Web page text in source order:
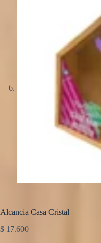
Alcancia Casa Cristal
$ 17.600